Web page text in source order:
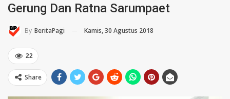
Gerung Dan Ratna Sarumpaet
By BeritaPagi Kamis, 30 Agustus 2018
22
Share